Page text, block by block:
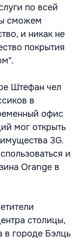
по всей
сможем
и никак не
покрытия
Штефан чел
в
офис
мог открыть
3G.
и
Orange в
столицы,
в городе Бэлць